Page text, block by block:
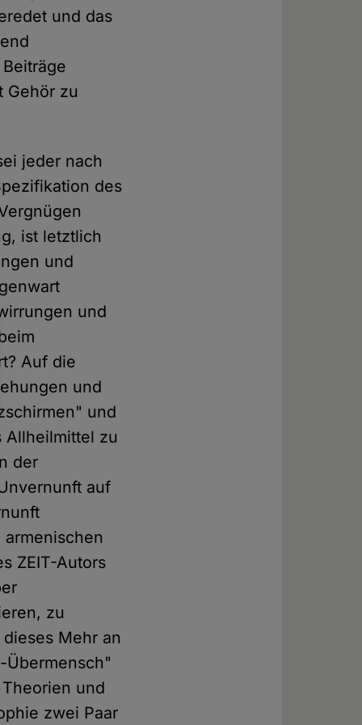
und das
Gehör zu
jeder nach
des
ist letztlich
und
und
Auf die
und
und
Allheilmittel zu
der
auf
ZEIT-Autors
zu
Mehr an
Übermensch"
und
zwei Paar